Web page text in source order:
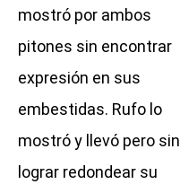
mostró por ambos
pitones sin encontrar
expresión en sus
embestidas. Rufo lo
mostró y llevó pero sin
lograr redondear su